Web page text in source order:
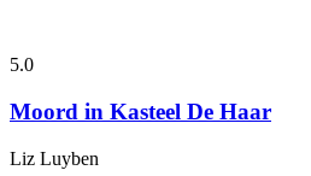
5.0
Moord in Kasteel De Haar
Liz Luyben